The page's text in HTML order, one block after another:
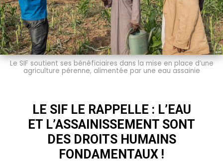
Le SIF soutient ses bénéficiaires dans la mise en place d’une
agriculture pérenne, alimentée par une eau assainie
LE SIF LE RAPPELLE : L’EAU
ET L’ASSAINISSEMENT SONT
DES DROITS HUMAINS
FONDAMENTAUX !